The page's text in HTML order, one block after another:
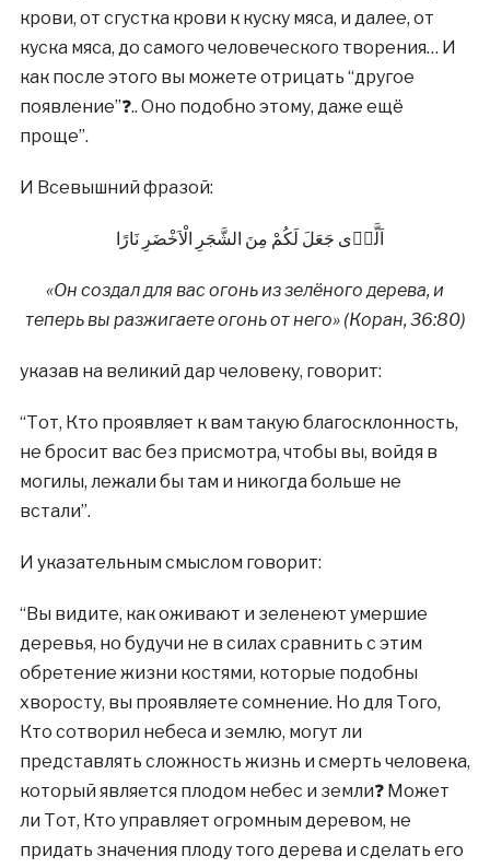
крови, от сгустка крови к куску мяса, и далее, от
куска мяса, до самого человеческого творения… И
как после этого вы можете отрицать “другое
появление”❓.. Оно подобно этому, даже ещё
проще”.
И Всевышний фразой:
اَلَّذٖى جَعَلَ لَكُمْ مِنَ الشَّجَرِ الْاَخْضَرِ نَارًا
«Он создал для вас огонь из зелёного дерева, и
теперь вы разжигаете огонь от него» (Коран, 36:80)
указав на великий дар человеку, говорит:
“Тот, Кто проявляет к вам такую благосклонность,
не бросит вас без присмотра, чтобы вы, войдя в
могилы, лежали бы там и никогда больше не
встали”.
И указательным смыслом говорит:
“Вы видите, как оживают и зеленеют умершие
деревья, но будучи не в силах сравнить с этим
обретение жизни костями, которые подобны
хворосту, вы проявляете сомнение. Но для Того,
Кто сотворил небеса и землю, могут ли
представлять сложность жизнь и смерть человека,
который является плодом небес и земли❓ Может
ли Тот, Кто управляет огромным деревом, не
придать значения плоду того дерева и сделать его